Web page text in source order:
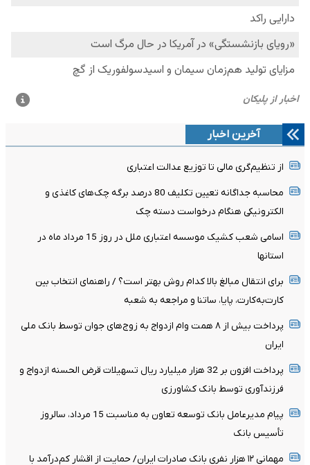
آخرین اخبار
از تنظیم‌گری مالی تا توزیع عدالت اعتباری
محاسبه جداگانه تعیین تکلیف 80 درصد برگه چک‌های کاغذی و
الکترونیکی هنگام درخواست دسته چک
اسامی شعب کشیک موسسه اعتباری ملل در روز 15 مرداد ماه در
استانها
برای انتقال مبالغ بالا کدام روش بهتر است؟ / راهنمای انتخاب بین
کارت‌به‌کارت، پایا، ساتنا و مراجعه به شعبه
پرداخت بیش از ۸ همت وام ازدواج به زوج‌های جوان توسط بانک ملی
ایران
پرداخت افزون بر 32 هزار میلیارد ریال تسهیلات قرض الحسنه ازدواج و
فرزندآوری توسط بانک کشاورزی
پیام مدیرعامل بانک توسعه تعاون به مناسبت 15 مرداد، سالروز
تأسیس بانک
مهمانی ۱۲ هزار نفری بانک صادرات ایران/ حمایت از اقشار کم‌درآمد با